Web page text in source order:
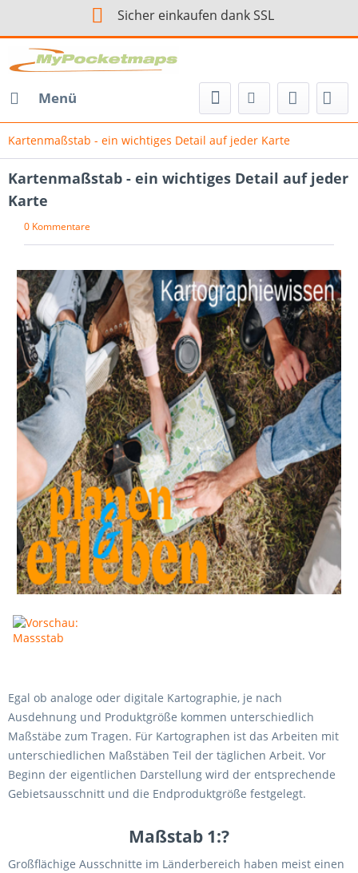
Sicher einkaufen dank SSL
Menü
Kartenmaßstab - ein wichtiges Detail auf jeder Karte
Kartenmaßstab - ein wichtiges Detail auf jeder
Karte
0 Kommentare
Egal ob analoge oder digitale Kartographie, je nach
Ausdehnung und Produktgröße kommen unterschiedlich
Maßstäbe zum Tragen. Für Kartographen ist das Arbeiten mit
unterschiedlichen Maßstäben Teil der täglichen Arbeit. Vor
Beginn der eigentlichen Darstellung wird der entsprechende
Gebietsausschnitt und die Endproduktgröße festgelegt.
Maßstab 1:?
Großflächige Ausschnitte im Länderbereich haben meist einen